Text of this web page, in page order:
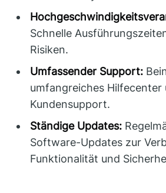
Schnelle
Risiken.
Umfassender Support:
umfangreiches Hilfecenter
Kundensupport.
Ständige Updates:
Software-Updates zur
Funktionalität und